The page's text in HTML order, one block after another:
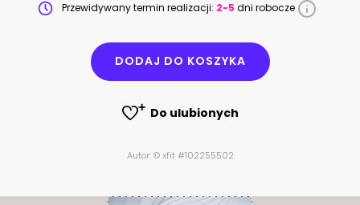
Przewidywany termin realizacji: 2-5 dni robocze
DODAJ DO KOSZYKA
Do ulubionych
Autor: © xfit #102255502